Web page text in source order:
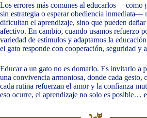
Los errores más comunes al educarlos —como
sin estrategia o esperar obediencia inmediata—
dificultan el aprendizaje, sino que pueden
afectivo. En cambio, cuando usamos refuerzo
variedad de estímulos y adaptamos la
el gato responde con cooperación, seguridad y
Educar a un gato no es domarlo. Es invitarlo a
una convivencia armoniosa, donde cada gesto,
cada rutina refuerzan el amor y la confianza
eso ocurre, el aprendizaje no solo es posible…